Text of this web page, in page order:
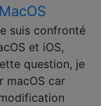
suis confronté
et iOS,
question, je
macOS car